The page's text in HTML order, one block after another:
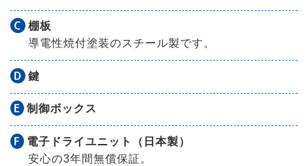
C
棚板
導電性焼付塗装のスチール製です。
D 鍵
E 制御ボックス
F
電子ドライユニット（日本製）
安心の3年間無償保証。